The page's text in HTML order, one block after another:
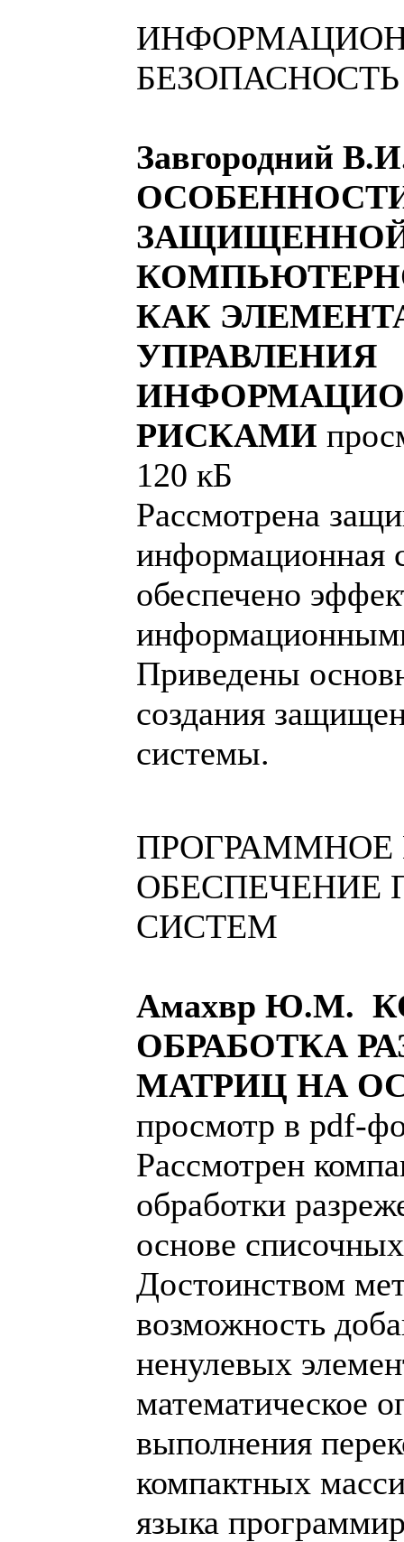
БЕЗОПАСНОСТЬ
Завгородний
КАК
УПРАВЛЕНИЯ
РИСКАМИ
120 кБ
Рассмотрена
информационная
обеспечено
Приведены
создания
системы.
ПРОГРАММНОЕ
ОБЕСПЕЧЕНИЕ
СИСТЕМ
Амахвр Ю.М.
ОБРАБОТКА
МАТРИЦ НА
просмотр в pdf-
Рассмотрен
обработки
основе
Достоинством
возможность
ненулевых
математическое
выполнения
компактных
языка